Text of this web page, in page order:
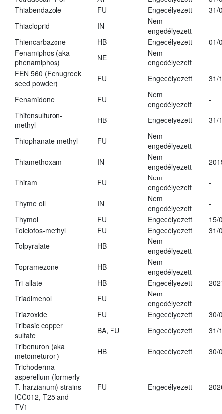
Thiabendazole
FU Engedélyezett
31/
Thiacloprid
IN
Nem
engedélyezett
Thiencarbazone
HB Engedélyezett
01/
Fenamiphos (aka
phenamiphos)
NE
Nem
engedélyezett
FEN 560 (Fenugreek
seed powder)
FU Engedélyezett 31/
Fenamidone FU
Nem
engedélyezett
-
Thifensulfuron-
methyl
HB Engedélyezett 31/
Thiophanate-methyl FU
Nem
engedélyezett
Thiamethoxam
IN
Nem
engedélyezett
Thiram FU
Nem
engedélyezett
-
Thyme oil IN
Nem
engedélyezett
-
Thymol
FU Engedélyezett
15/
Tolclofos-methyl
FU Engedélyezett
31/
Tolpyralate
HB
Nem
engedélyezett
-
Topramezone HB
Nem
engedélyezett
-
Tri-allate
HB Engedélyezett
Triadimenol
FU
Nem
engedélyezett
Triazoxide
FU Engedélyezett
30/
Tribasic copper
sulfate
BA, FU Engedélyezett
31/
Tribenuron (aka
metometuron)
HB Engedélyezett
30/
Trichoderma
asperellum (formerly
T. harzianum) strains
ICC012, T25 and
TV1
FU Engedélyezett